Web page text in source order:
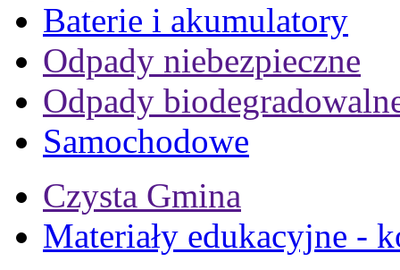
Baterie i akumulatory
Odpady niebezpieczne
Odpady
Samochodowe
Czysta Gmina
Materiały edukacyjne -